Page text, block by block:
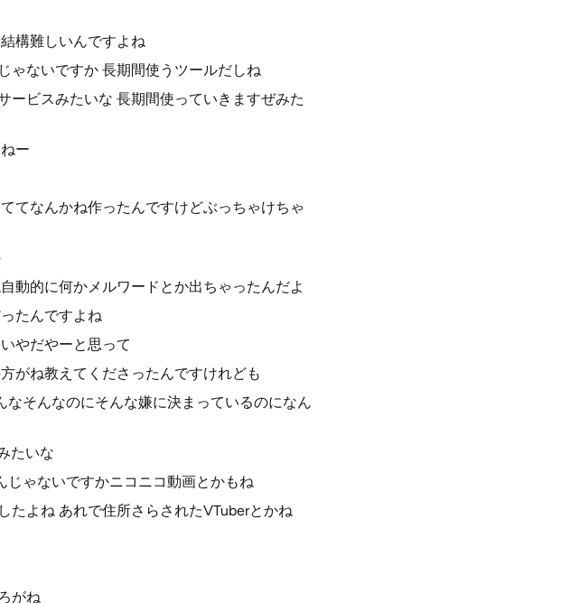
構難しいんですよね
ゃないですか 長期間使うツールだしね
ービスみたいな 長期間使っていきますぜみた
ー
てなんかね作ったんですけどぶっちゃけちゃ
動的に何かメルワードとか出ちゃったんだよ
たんですよね
やだやーと思って
がね教えてくださったんですけれども
そんなのにそんな嫌に決まっているのになん
たいな
じゃないですかニコニコ動画とかもね
たよね あれで住所さらされたVTuberとかね
がね